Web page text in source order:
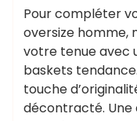
Pour compléter
oversize homme,
votre tenue avec
baskets
touche
décontracté. Une